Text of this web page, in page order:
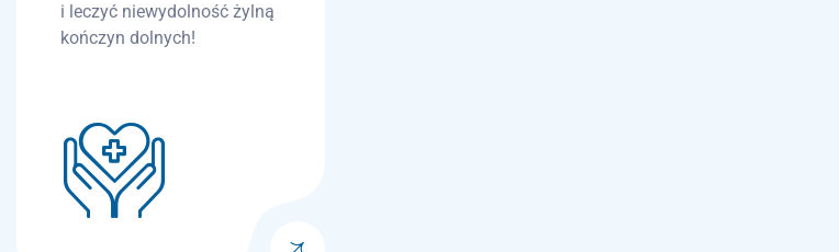
i leczyć niewydolność żylną
kończyn dolnych!